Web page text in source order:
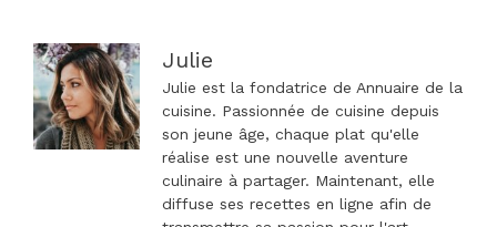
Julie
Julie est la fondatrice de Annuaire de la
cuisine. Passionnée de cuisine depuis
son jeune âge, chaque plat qu'elle
réalise est une nouvelle aventure
culinaire à partager. Maintenant, elle
diffuse ses recettes en ligne afin de